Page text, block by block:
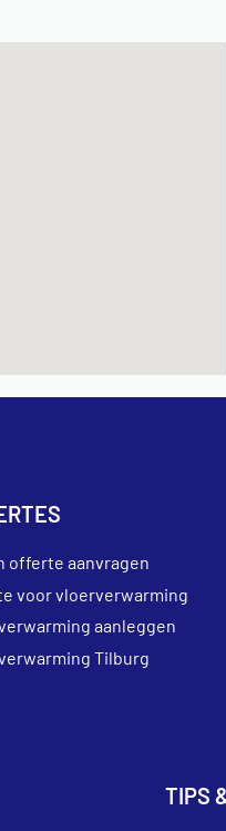
offerte aanvragen
voor vloerverwarming
aanleggen
Tilburg
TIPS